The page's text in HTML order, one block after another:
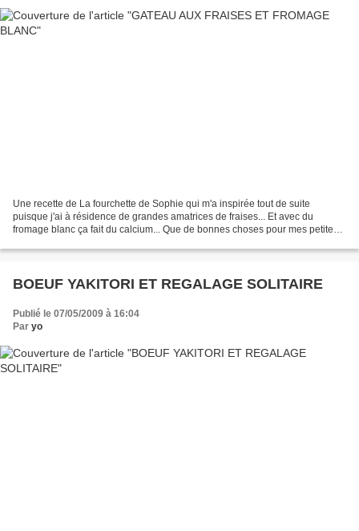
Une recette de La fourchette de Sophie qui m'a inspirée tout de suite
puisque j'ai à résidence de grandes amatrices de fraises... Et avec du
fromage blanc ça fait du calcium... Que de bonnes choses pour mes petites
BOEUF YAKITORI ET REGALAGE SOLITAIRE
Publié le 07/05/2009 à 16:04
Par yo